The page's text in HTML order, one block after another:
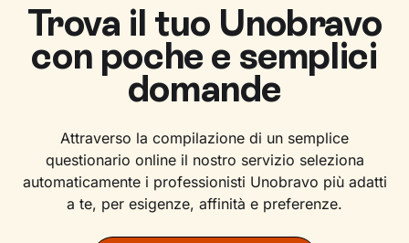
Trova il tuo Unobravo
con poche e semplici
domande
Attraverso la compilazione di un semplice
questionario online il nostro servizio seleziona
automaticamente i professionisti Unobravo più adatti
a te, per esigenze, affinità e preferenze.